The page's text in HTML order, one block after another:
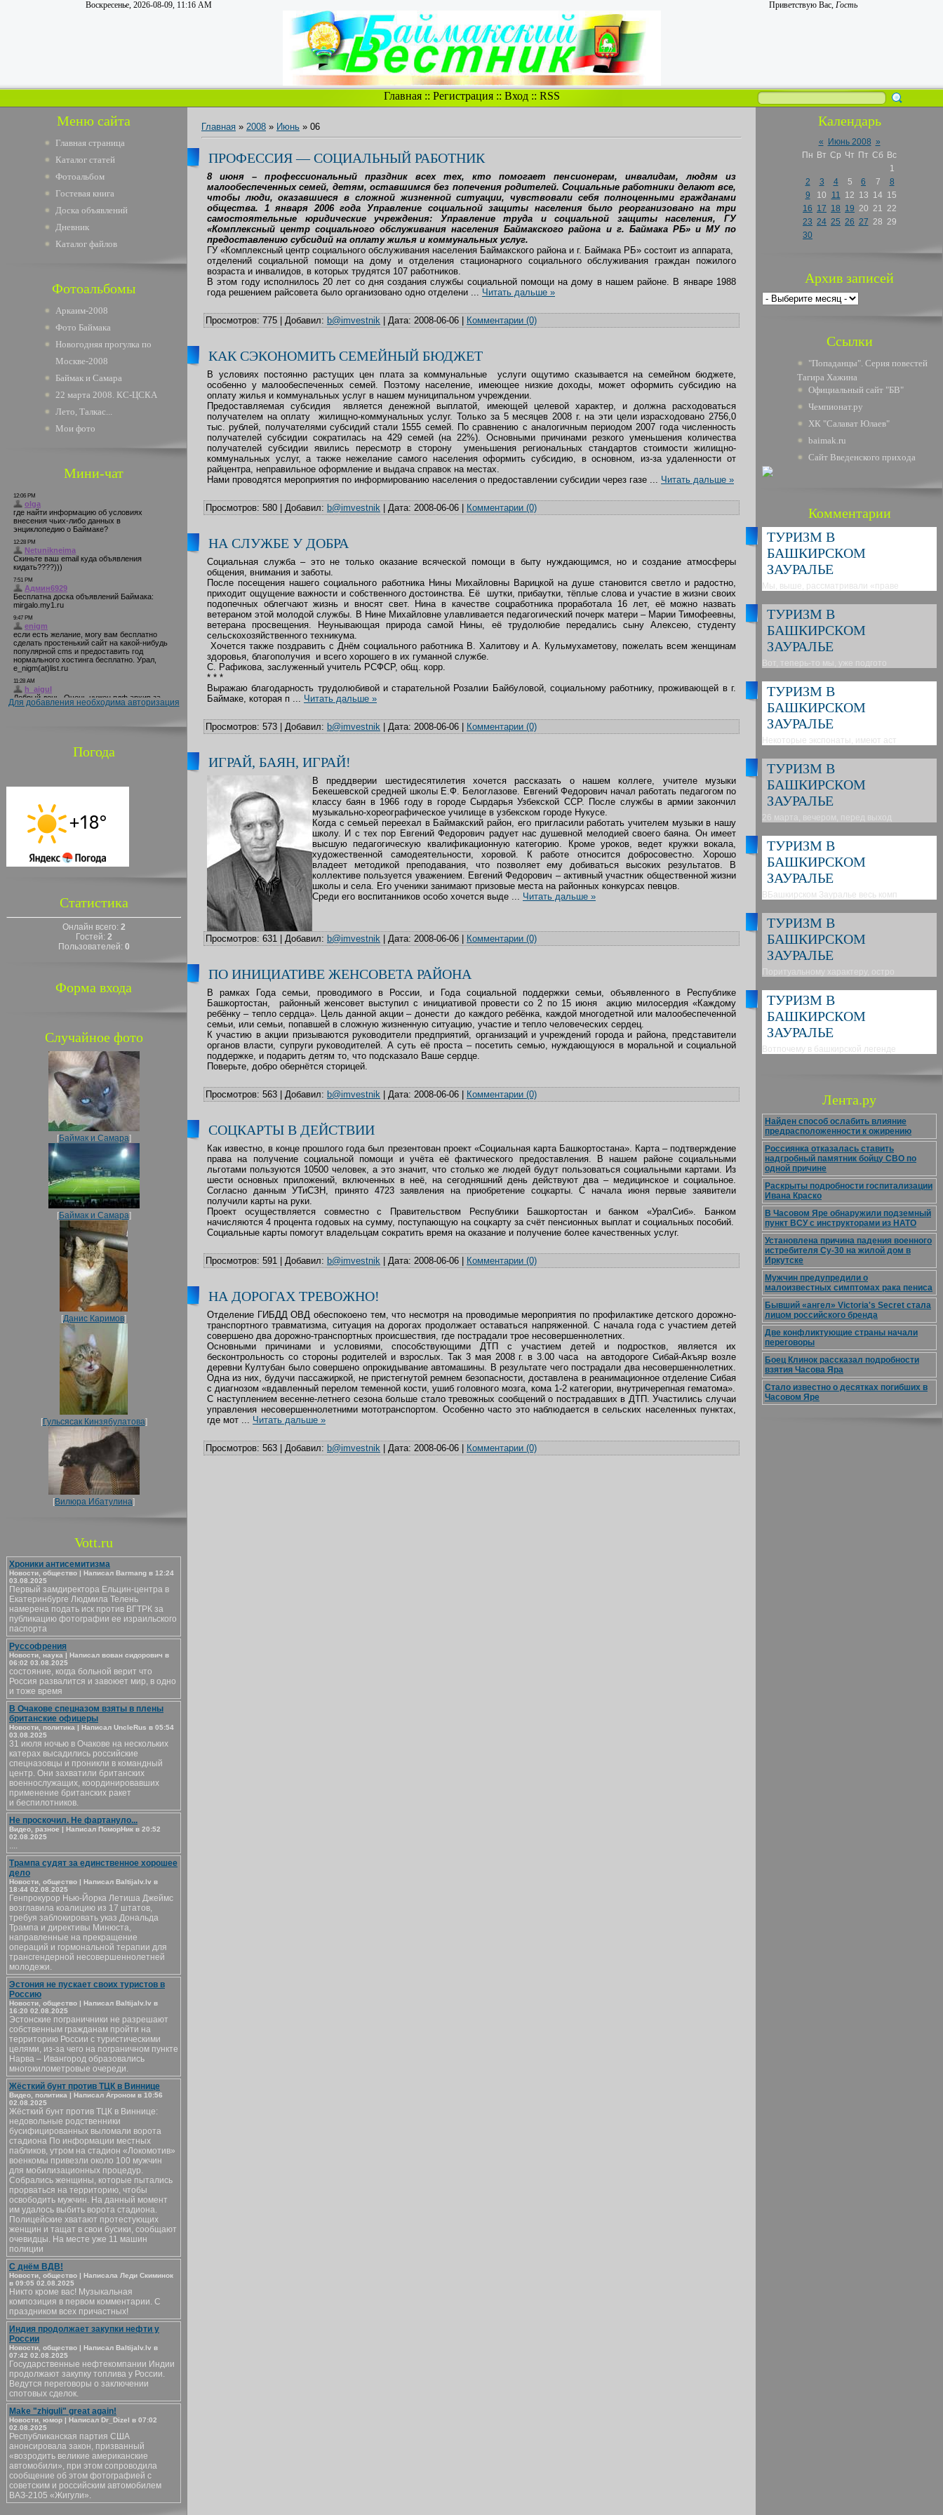
Воскресенье, 2026-08-09, 11:16 AM Приветствую Вас, Гость
Главная:: Регистрация:: Вход:: RSS
Меню сайта
Главная страница
Каталог статей
Фотоальбом
Гостевая книга
Доска объявлений
Дневник
Каталог файлов
Фотоальбомы
Аркаим-2008
Фото Баймака
Новогодняя прогулка по
Москве-2008
Баймак и Самара
22 марта 2008. КС-ЦСКА
Лето, Талкас...
Мои фото
Мини-чат
Для добавления необходима авторизация
Погода
Статистика
Онлайн всего: 2
Гостей: 2
Пользователей: 0
Форма входа
Случайное фото
[Баймак и Самара]
[Баймак и Самара]
[Данис Каримов]
[Гульсясак Кинзябулатова]
[Вилюра Ибатулина]
Vott.ru
Хроники антисемитизма
Новости, общество | Написал Barmang в 12:24
03.08.2025
Первый замдиректора Ельцин-центра в
Екатеринбурге Людмила Телень
намерена подать иск против ВГТРК за
публикацию фотографии ее израильского
паспорта
Руссофрения
Новости, наука | Написал вован сидорович в
06:02 03.08.2025
состояние, когда больной верит что
Россия развалится и завоюет мир, в одно
и тоже время
В Очакове спецназом взяты в плены
британские офицеры
Новости, политика | Написал UncleRus в 05:54
03.08.2025
31 июля ночью в Очакове на нескольких
катерах высадились российские
спецназовцы и проникли в командный
центр. Они захватили британских
военнослужащих, координировавших
применение британских ракет
и беспилотников.
Не проскочил. Не фартануло...
Видео, разное | Написал ПоморНик в 20:52
02.08.2025
....
Трампа судят за единственное хорошее
дело
Новости, общество | Написал Baltijalv.lv в
18:44 02.08.2025
Генпрокурор Нью-Йорка Летиша Джеймс
возглавила коалицию из 17 штатов,
требуя заблокировать указ Дональда
Трампа и директивы Минюста,
направленные на прекращение
операций и гормональной терапии для
трансгендерной несовершеннолетней
молодежи.
Эстония не пускает своих туристов в
Россию
Новости, общество | Написал Baltijalv.lv в
16:20 02.08.2025
Эстонские пограничники не разрешают
собственным гражданам пройти на
территорию России с туристическими
целями, из-за чего на пограничном пункте
Нарва – Ивангород образовались
многокилометровые очереди.
Жёсткий бунт против ТЦК в Виннице
Видео, политика | Написал Агроном в 10:56
02.08.2025
Жёсткий бунт против ТЦК в Виннице:
недовольные родственники
бусифицированных выломали ворота
стадиона По информации местных
пабликов, утром на стадион «Локомотив»
военкомы привезли около 100 мужчин
для мобилизационных процедур.
Собрались женщины, которые пытались
прорваться на территорию, чтобы
освободить мужчин. На данный момент
им удалось выбить ворота стадиона.
Полицейские хватают протестующих
женщин и тащат в свои бусики, сообщают
очевидцы. На месте уже 11 машин
полиции
С днём ВДВ!
Новости, общество | Написала Леди Скиминок
в 09:05 02.08.2025
Никто кроме вас! Музыкальная
композиция в первом комментарии. С
праздником всех причастных!
Индия продолжает закупки нефти у
России
Новости, общество | Написал Baltijalv.lv в
07:42 02.08.2025
Государственные нефтекомпании Индии
продолжают закупку топлива у России.
Ведутся переговоры о заключении
спотовых сделок.
Make "zhiguli" great again!
Новости, юмор | Написал Dr_Dizel в 07:02
02.08.2025
Республиканская партия США
анонсировала закон, призванный
«возродить великие американские
автомобили», при этом сопроводила
сообщение об этом фотографией с
советским и российским автомобилем
ВАЗ-2105 «Жигули».
Главная » 2008 » Июнь » 06
ПРОФЕССИЯ — СОЦИАЛЬНЫЙ РАБОТНИК
8 июня – профессиональный праздник всех тех, кто помогает пенсионерам, инвалидам, людям из
малообеспеченных семей, детям, оставшимся без попечения родителей. Социальные работники делают все,
чтобы люди, оказавшиеся в сложной жизненной ситуации, чувствовали себя полноценными гражданами
общества. 1 января 2006 года Управление социальной защиты населения было реорганизовано на три
самостоятельные юридические учреждения: Управление труда и социальной защиты населения, ГУ
«Комплексный центр социального обслуживания населения Баймакского района и г. Баймака РБ» и МУ по
предоставлению субсидий на оплату жилья и коммунальных услуг.
ГУ «Комплексный центр социального обслуживания населения Баймакского района и г. Баймака РБ» состоит из аппарата,
отделений социальной помощи на дому и отделения стационарного социального обслуживания граждан пожилого
возраста и инвалидов, в которых трудятся 107 работников.
В этом году исполнилось 20 лет со дня создания службы социальной помощи на дому в нашем районе. В январе 1988
года решением райсовета было организовано одно отделени ... Читать дальше »
Просмотров: 775 Добавил: b@imvestnik Дата: 2008-06-06 Комментарии (0)
КАК СЭКОНОМИТЬ СЕМЕЙНЫЙ БЮДЖЕТ
В условиях постоянно растущих цен плата за коммунальные услуги ощутимо сказывается на семейном бюджете,
особенно у малообеспеченных семей. Поэтому население, имеющее низкие доходы, может оформить субсидию на
оплату жилья и коммунальных услуг в нашем муниципальном учреждении.
Предоставляемая субсидия является денежной выплатой, имеющей целевой характер, и должна расходоваться
получателем на оплату жилищно-коммунальных услуг. Только за 5 месяцев 2008 г. на эти цели израсходовано 2756,0
тыс. рублей, получателями субсидий стали 1555 семей. По сравнению с аналогичным периодом 2007 года численность
получателей субсидии сократилась на 429 семей (на 22%). Основными причинами резкого уменьшения количества
получателей субсидии явились пересмотр в сторону уменьшения региональных стандартов стоимости жилищно-
коммунальных услуг, а также нежелание самого населения оформить субсидию, в основном, из-за удаленности от
райцентра, неправильное оформление и выдача справок на местах.
Нами проводятся мероприятия по информированию населения о предоставлении субсидии через газе ... Читать дальше »
Просмотров: 580 Добавил: b@imvestnik Дата: 2008-06-06 Комментарии (0)
НА СЛУЖБЕ У ДОБРА
Социальная служба – это не только оказание всяческой помощи в быту нуждающимся, но и создание атмосферы
общения, внимания и заботы.
После посещения нашего социального работника Нины Михайловны Варицкой на душе становится светло и радостно,
приходит ощущение важности и собственного достоинства. Её шутки, прибаутки, тёплые слова и участие в жизни своих
подопечных облегчают жизнь и вносят свет. Нина в качестве соцработника проработала 16 лет, её можно назвать
ветераном этой молодой службы. В Нине Михайловне улавливается педагогический почерк матери – Марии Тимофеевны,
ветерана просвещения. Неунывающая природа самой Нины, её трудолюбие передались сыну Алексею, студенту
сельскохозяйственного техникума.
Хочется также поздравить с Днём социального работника В. Халитову и А. Кульмухаметову, пожелать всем женщинам
здоровья, благополучия и всего хорошего в их гуманной службе.
С. Рафикова, заслуженный учитель РСФСР, общ. корр.
* * *
Выражаю благодарность трудолюбивой и старательной Розалии Байбуловой, социальному работнику, проживающей в г.
Баймаке, которая п ... Читать дальше »
Просмотров: 573 Добавил: b@imvestnik Дата: 2008-06-06 Комментарии (0)
ИГРАЙ, БАЯН, ИГРАЙ!
В преддверии шестидесятилетия хочется рассказать о нашем коллеге, учителе музыки
Бекешевской средней школы Е.Ф. Белоглазове. Евгений Федорович начал работать педагогом по
классу баян в 1966 году в городе Сырдарья Узбекской ССР. После службы в армии закончил
музыкально-хореографическое училище в узбекском городе Нукусе.
Когда с семьей переехал в Баймакский район, его пригласили работать учителем музыки в нашу
школу. И с тех пор Евгений Федорович радует нас душевной мелодией своего баяна. Он имеет
высшую педагогическую квалификационную категорию. Кроме уроков, ведет кружки вокала,
художественной самодеятельности, хоровой. К работе относится добросовестно. Хорошо
владеет методикой преподавания, что позволяет ему добиваться высоких результатов. В
коллективе пользуется уважением. Евгений Федорович – активный участник общественной жизни
школы и села. Его ученики занимают призовые места на районных конкурсах певцов.
Среди его воспитанников особо хочется выде ... Читать дальше »
Просмотров: 631 Добавил: b@imvestnik Дата: 2008-06-06 Комментарии (0)
ПО ИНИЦИАТИВЕ ЖЕНСОВЕТА РАЙОНА
В рамках Года семьи, проводимого в России, и Года социальной поддержки семьи, объявленного в Республике
Башкортостан, районный женсовет выступил с инициативой провести со 2 по 15 июня акцию милосердия «Каждому
ребёнку – тепло сердца». Цель данной акции – донести до каждого ребёнка, каждой многодетной или малообеспеченной
семьи, или семьи, попавшей в сложную жизненную ситуацию, участие и тепло человеческих сердец.
К участию в акции призываются руководители предприятий, организаций и учреждений города и района, представители
органов власти, супруги руководителей. А суть её проста – посетить семью, нуждающуюся в моральной и социальной
поддержке, и подарить детям то, что подсказало Ваше сердце.
Поверьте, добро обернётся сторицей.
Просмотров: 563 Добавил: b@imvestnik Дата: 2008-06-06 Комментарии (0)
СОЦКАРТЫ В ДЕЙСТВИИ
Как известно, в конце прошлого года был презентован проект «Социальная карта Башкортостана». Карта – подтверждение
права на получение социальной помощи и учёта её фактического предоставления. В нашем районе социальными
льготами пользуются 10500 человек, а это значит, что столько же людей будут пользоваться социальными картами. Из
шести основных приложений, включенных в неё, на сегодняшний день действуют два – медицинское и социальное.
Согласно данным УТиСЗН, принято 4723 заявления на приобретение соцкарты. С начала июня первые заявители
получили карты на руки.
Проект осуществляется совместно с Правительством Республики Башкортостан и банком «УралСиб». Банком
начисляются 4 процента годовых на сумму, поступающую на соцкарту за счёт пенсионных выплат и социальных пособий.
Социальные карты помогут владельцам сократить время на оказание и получение более качественных услуг.
Просмотров: 591 Добавил: b@imvestnik Дата: 2008-06-06 Комментарии (0)
НА ДОРОГАХ ТРЕВОЖНО!
Отделение ГИБДД ОВД обеспокоено тем, что несмотря на проводимые мероприятия по профилактике детского дорожно-
транспортного травматизма, ситуация на дорогах продолжает оставаться напряженной. С начала года с участием детей
совершено два дорожно-транспортных происшествия, где пострадали трое несовершеннолетних.
Основными причинами и условиями, способствующими ДТП с участием детей и подростков, является их
бесконтрольность со стороны родителей и взрослых. Так 3 мая 2008 г. в 3.00 часа на автодороге Сибай-Акъяр возле
деревни Култубан было совершено опрокидывание автомашины. В результате чего пострадали два несовершеннолетних.
Одна из них, будучи пассажиркой, не пристегнутой ремнем безопасности, доставлена в реанимационное отделение Сибая
с диагнозом «вдавленный перелом теменной кости, ушиб головного мозга, кома 1-2 категории, внутричерепная гематома».
С наступлением весенне-летнего сезона больше стало тревожных сообщений о пострадавших в ДТП. Участились случаи
управления несовершеннолетними мототранспортом. Особенно часто это наблюдается в сельских населенных пунктах,
где мот ... Читать дальше »
Просмотров: 563 Добавил: b@imvestnik Дата: 2008-06-06 Комментарии (0)
Календарь
« Июнь 2008 »
Пн Вт Ср Чт Пт Сб Вс
1
2
3 4 5 6 7
8
9
10 11 12 13 14 15
16 17 18 19 20 21 22
23 24 25 26 27 28 29
30
Архив записей
Ссылки
"Попаданцы". Серия повестей
Тагира Хажина
Официальный сайт "БВ"
Чемпионат.ру
ХК "Салават Юлаев"
baimak.ru
Сайт Введенского прихода
Комментарии
ТУРИЗМ В
БАШКИРСКОМ
ЗАУРАЛЬЕ
Мы, выше, рассматривали «праве
ТУРИЗМ В
БАШКИРСКОМ
ЗАУРАЛЬЕ
Вот, теперь-то мы, уже подгото
ТУРИЗМ В
БАШКИРСКОМ
ЗАУРАЛЬЕ
Некоторые экспонаты, имеют аст
ТУРИЗМ В
БАШКИРСКОМ
ЗАУРАЛЬЕ
26 марта, вечером, перед выход
ТУРИЗМ В
БАШКИРСКОМ
ЗАУРАЛЬЕ
ВБашкирском Зауралье весь комп
ТУРИЗМ В
БАШКИРСКОМ
ЗАУРАЛЬЕ
Поритуальному характеру, остро
ТУРИЗМ В
БАШКИРСКОМ
ЗАУРАЛЬЕ
Вотпочему в башкирской легенде
Лента.ру
Найден способ ослабить влияние
предрасположенности к ожирению
Россиянка отказалась ставить
надгробный памятник бойцу СВО по
одной причине
Раскрыты подробности госпитализации
Ивана Краско
В Часовом Яре обнаружили подземный
пункт ВСУ с инструкторами из НАТО
Установлена причина падения военного
истребителя Су-30 на жилой дом в
Иркутске
Мужчин предупредили о
малоизвестных симптомах рака пениса
Бывший «ангел» Victoria's Secret стала
лицом российского бренда
Две конфликтующие страны начали
переговоры
Боец Клинок рассказал подробности
взятия Часова Яра
Стало известно о десятках погибших в
Часовом Яре